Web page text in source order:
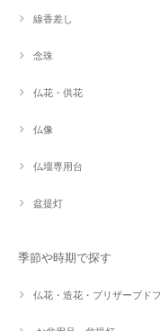
線香差し
念珠
仏花・供花
仏像
仏壇専用台
盆提灯
季節や時期で探す
仏花・造花・プリザーブド